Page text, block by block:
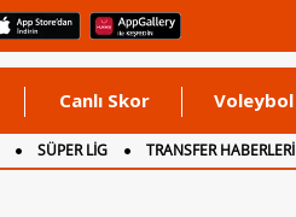
Canlı Skor Voleybol
SÜPER LİG TRANSFER HABERLERİ